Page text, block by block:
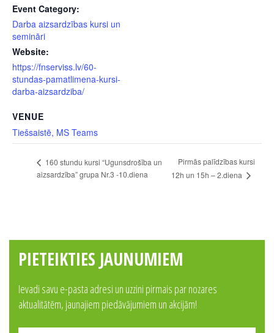
Event Category:
Darba aizsardzības kursi un
semināri
Website:
https://fnserviss.lv/60-
stundas-pamatlimena-kursi-
darba-aizsardziba/
VENUE
Tiešsaistē, MS Teams
160 stundu kursi “Ugunsdrošība un
aizsardzība” grupa Nr.3 -10.diena
Pirmās palīdzības kursi
12h un 15h – 2.diena
PIETEIKTIES JAUNUMIEM
Ievadi savu e-pasta adresi un uzzini pirmais par nozares
aktualitātēm, jaunajiem piedāvājumiem un akcijām!